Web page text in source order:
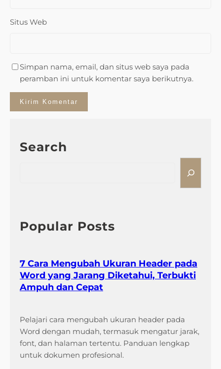
Situs Web
Simpan nama, email, dan situs web saya pada
peramban ini untuk komentar saya berikutnya.
Search
h
Popular Posts
7 Cara Mengubah Ukuran Header pada
Word yang Jarang Diketahui, Terbukti
Ampuh dan Cepat
Pelajari cara mengubah ukuran header pada
Word dengan mudah, termasuk mengatur jarak,
font, dan halaman tertentu. Panduan lengkap
untuk dokumen profesional.